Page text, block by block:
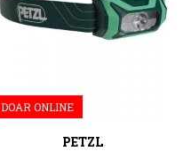
DOAR ONLINE
PETZL